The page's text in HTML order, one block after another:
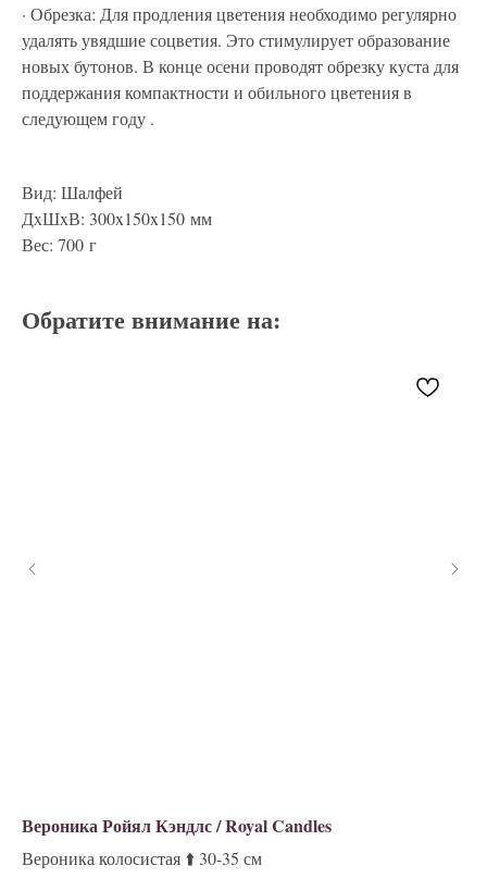
· Обрезка: Для продления цветения необходимо регулярно
удалять увядшие соцветия. Это стимулирует образование
новых бутонов. В конце осени проводят обрезку куста для
поддержания компактности и обильного цветения в
следующем году .
Вид: Шалфей
ДxШxВ: 300x150x150 мм
Вес: 700 г
Обратите внимание на:
Вероника Ройял Кэндлс / Royal Candles
Вероника колосистая ⬆️ 30-35 см